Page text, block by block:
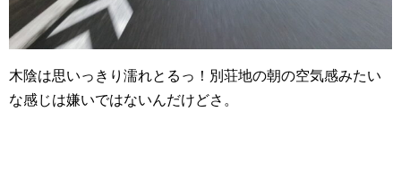
木陰は思いっきり濡れとるっ！別荘地の朝の空気感みたい
な感じは嫌いではないんだけどさ。